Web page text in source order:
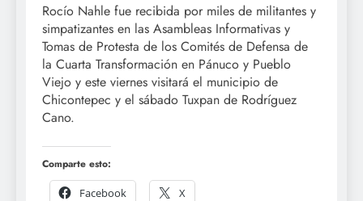
Rocío Nahle fue recibida por miles de militantes y
simpatizantes en las Asambleas Informativas y
Tomas de Protesta de los Comités de Defensa de
la Cuarta Transformación en Pánuco y Pueblo
Viejo y este viernes visitará el municipio de
Chicontepec y el sábado Tuxpan de Rodríguez
Cano.
Comparte esto:
Facebook
X